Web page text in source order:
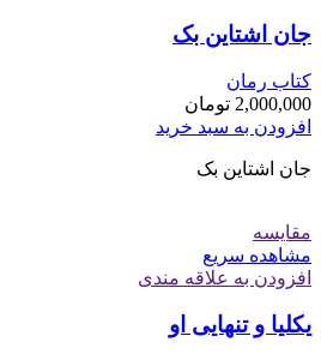
جان اشتاین بک
کتاب رمان
2,000,000 تومان
افزودن به سبد خرید
جان اشتاین بک
مقایسه
مشاهده سریع
افزودن به علاقه مندی
یکلیا و تنهایی او